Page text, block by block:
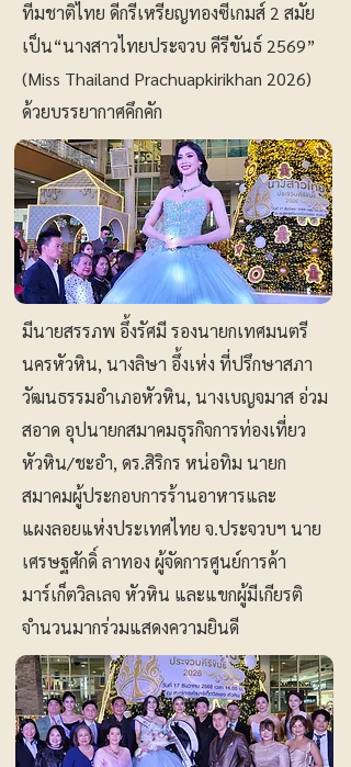
ทีมชาติไทย ดีกรีเหรียญทองซีเกมส์ 2 สมัย
เป็น“นางสาวไทยประจวบ คีรีขันธ์ 2569”
(Miss Thailand Prachuapkirikhan 2026)
ด้วยบรรยากาศคึกคัก
มีนายสรรภพ อึ้งรัศมี รองนายกเทศมนตรี
นครหัวหิน, นางลิษา อึ้งเห่ง ที่ปรึกษาสภา
วัฒนธรรมอำเภอหัวหิน, นางเบญจมาส อ่วม
สอาด อุปนายกสมาคมธุรกิจการท่องเที่ยว
หัวหิน/ชะอำ, ดร.สิริกร หน่อทิม นายก
สมาคมผู้ประกอบการร้านอาหารและ
แผงลอยแห่งประเทศไทย จ.ประจวบฯ นาย
เศรษฐศักดิ์ ลาทอง ผู้จัดการศูนย์การค้า
มาร์เก็ตวิลเลจ หัวหิน และแขกผู้มีเกียรติ
จำนวนมากร่วมแสดงความยินดี